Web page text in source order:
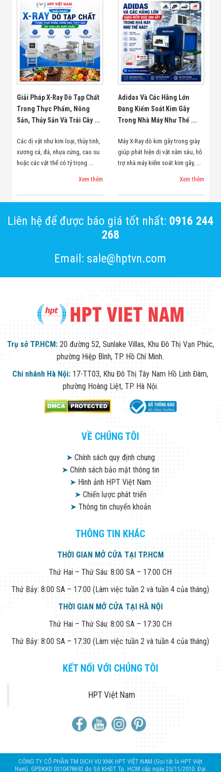
Giải Pháp X-Ray Dò Tạp Chất
Trong Thực Phẩm, Nông
Sản, Thủy Sản Và Trái Cây ...
Các dị vật như kim loại, thủy tinh,
xương cá, đá, nhựa cứng, cao su
hoặc các vật thể có tỷ trọng ...
Xem thêm
Adidas Và Các Hãng Lớn
Đang Kiểm Soát Kim Gãy
Trong Nhà Máy Như Thế ...
Máy X-Ray dò kim gãy trong giày
giúp phát hiện dị vật nằm sâu, hỗ
trợ nhà máy kiểm soát kim gãy, ...
Xem thêm
Liên hệ để được báo giá tốt nhất: 0916 244
268
Email: sale@hptvn.com
Trụ sở TP.HCM: 20 đường 52, Sunlake Villas, Khu Đô Thị Vạn Phúc,
phường Hiệp Bình, TP. Hồ Chí Minh.
Chi nhánh Hà Nội: 17-TT03, Khu Đô Thị Tây Nam Hồ Linh Đàm,
phường Hoàng Liệt, TP. Hà Nội.
VỀ CHÚNG TÔI
➤Chính sách quy định chung
➤Chính sách bảo mật thông tin
➤ Hình ảnh HPT Việt Nam
➤Chiến lược phát triển
➤Thông tin chuyển khoản
THÔNG TIN KHÁC
THỜI GIAN MỞ CỬA TẠI TP.HCM
Thứ Hai – Thứ Sáu: 8:00 SA – 17:00 CH
Thứ Bảy: 8:00 SA – 17:00 (Làm việc tuần 2 và tuần 4 của tháng)
THỜI GIAN MỞ CỬA TẠI HÀ NỘI
Thứ Hai – Thứ Sáu: 8:00 SA – 17:30 CH
Thứ Bảy: 8:00 SA – 17:30 (Làm việc tuần 2 và tuần 4 của tháng)
KẾT NỐI VỚI CHÚNG TÔI
HPT Việt Nam
CÔNG TY CỔ PHẦN TM DỊCH VỤ XNK HPT VIỆT NAM (Gọi tắt là HPT Việt
Nam). GPDKKD 0310478692 do Sở KHĐT Tp. HCM cấp ngày 25/11/2010. Đại